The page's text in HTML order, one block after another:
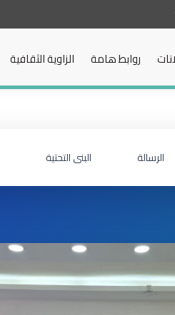
روابط هامة الزاوية الثقافية
الرسالة البنى التحتية